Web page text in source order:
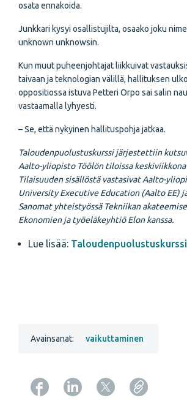
osata ennakoida.
Junkkari kysyi osallistujilta, osaako joku
unknown unknowsin.
Kun muut puheenjohtajat liikkuivat
taivaan ja teknologian välillä, hallituksen
oppositiossa istuva Petteri Orpo sai salin
vastaamalla lyhyesti.
– Se, että nykyinen hallituspohja jatkaa.
Taloudenpuolustuskurssi järjestettiin
Aalto-yliopisto Töölön tiloissa keskiviikkona
Tilaisuuden sisällöstä vastasivat Aalto-
University Executive Education (Aalto EE)
Sanomat yhteistyössä Tekniikan
Ekonomien ja työeläkeyhtiö Elon kanssa.
Lue lisää:
Avainsanat: vaikuttaminen